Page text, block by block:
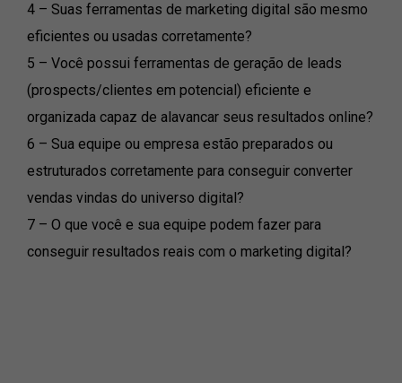
4 – Suas ferramentas de marketing digital são mesmo
eficientes ou usadas corretamente?
5 – Você possui ferramentas de geração de leads
(prospects/clientes em potencial) eficiente e
organizada capaz de alavancar seus resultados online?
6 – Sua equipe ou empresa estão preparados ou
estruturados corretamente para conseguir converter
vendas vindas do universo digital?
7 – O que você e sua equipe podem fazer para
conseguir resultados reais com o marketing digital?